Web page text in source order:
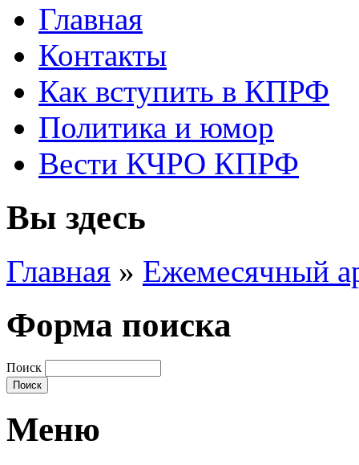
Главная
Контакты
Как вступить в КПРФ
Политика и юмор
Вести КЧРО КПРФ
Вы здесь
Главная » Ежемесячный
Форма поиска
Поиск
Меню